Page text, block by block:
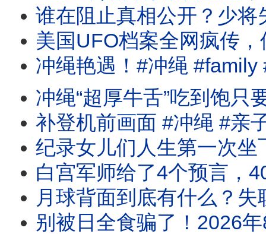
谁在阻止真相公开？少将失踪、物理学家
美国UFO档案全网疯传，但
冲绳艳遇！#冲绳 #family
冲绳“超厚牛舌”吃到饱只要
补登机前画面 #冲绳 #亲
纪录女儿们人生第一次
白宫军师给了4个预言，40 天后全部应
月球背面到底有什么？失联40分
别被日全食骗了！2026年8月12日全球重力将